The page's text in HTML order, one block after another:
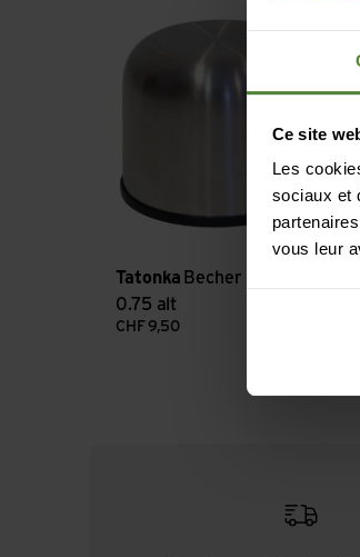
Ce site
Les
sociaux et
vous leur
Tatonka Becher Hot Stuff
0.75 alt
CHF 9,50